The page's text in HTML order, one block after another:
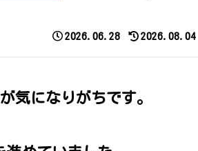
2026.06.28 2026.08.04
気になりがちです。